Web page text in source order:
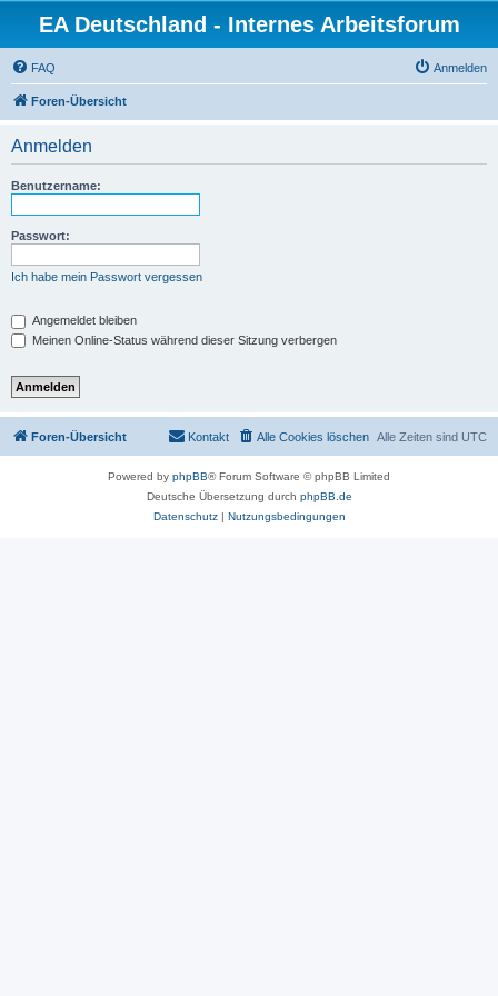
EA Deutschland - Internes Arbeitsforum
FAQ Anmelden
Foren-Übersicht
Anmelden
Benutzername:
Passwort:
Ich habe mein Passwort vergessen
Angemeldet bleiben
Meinen Online-Status während dieser Sitzung verbergen
Foren-Übersicht Alle Zeiten sind UTC
Alle Cookies löschen
Kontakt
Powered by phpBB® Forum Software © phpBB Limited
Deutsche Übersetzung durch phpBB.de
Datenschutz| Nutzungsbedingungen